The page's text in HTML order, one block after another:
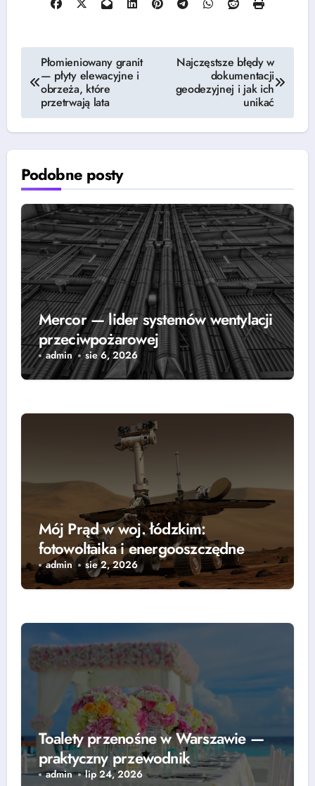
Nawigacja
wpisu
Płomieniowany granit
— płyty elewacyjne i
obrzeża, które
przetrwają lata
Najczęstsze błędy w
dokumentacji
geodezyjnej i jak ich
unikać
Podobne posty
Mercor — lider systemów wentylacji
przeciwpożarowej
admin sie 6, 2026
Mój Prąd w woj. łódzkim:
fotowoltaika i energooszczędne
rozwiązania — grzejniki, pompy
ciepła i lampy parkingowe
admin sie 2, 2026
Toalety przenośne w Warszawie —
praktyczny przewodnik
admin lip 24, 2026